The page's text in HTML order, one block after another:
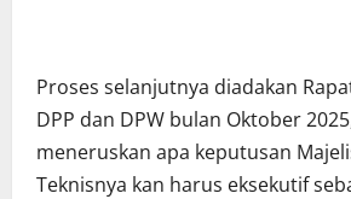
Proses selanjutnya diadakan
DPP dan DPW bulan Oktober
meneruskan apa keputusan
Teknisnya kan harus eksekutif